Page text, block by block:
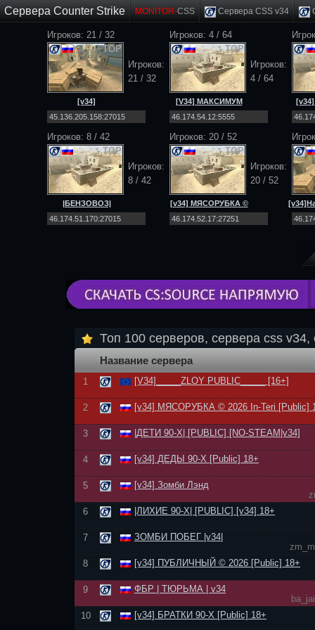
Сервера Counter Strike MONITOR-CSS Сервера CSS v34
Игроков: 21 / 32
TOP
Игроков:
21 / 32
[v34]
EXODUS_PROJECT
|PUBLIC|MULTIMOD|
Игроков: 4 / 64
TOP
Игроков:
4 / 64
[V34] МАКСИМУМ
[Public] 18+
Игроков: 8 / 42
TOP
Игроков:
8 / 42
|БЕНЗОВОЗ|
[DEATHMATCH] [NO-
STEAM|v34]
Игроков: 20 / 52
TOP
Игроков:
20 / 52
[v34] МЯСОРУБКА ©
2026 In-Teri [Public]
18+
Топ 100 серверов, сервера css v34,
Название сервера
1 [V34]_____ZLOY PUBLIC_____ [16+]
2 [v34] МЯСОРУБКА © 2026 In-Teri [Public]
3 |ДЕТИ 90-Х| [PUBLIC] [NO-STEAM|v34]
4 [v34] ДЕДЫ 90-Х [Public] 18+
5
[v34] Зомби Лэнд
6
|ЛИХИЕ 90-Х| [PUBLIC] [v34] 18+
7
ЗОМБИ ПОБЕГ |v34|
8
[v34] ПУБЛИЧНЫЙ © 2026 [Public] 18+
9
ФБР | ТЮРЬМА | v34
10
[v34] БРАТКИ 90-Х [Public] 18+